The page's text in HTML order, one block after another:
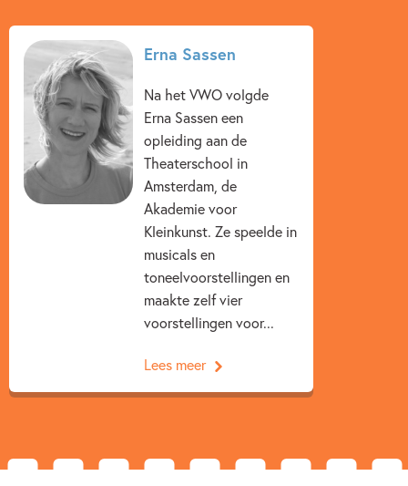
Erna Sassen
Na het VWO volgde
Erna Sassen een
opleiding aan de
Theaterschool in
Amsterdam, de
Akademie voor
Kleinkunst. Ze speelde in
musicals en
toneelvoorstellingen en
maakte zelf vier
voorstellingen voor...
Lees meer